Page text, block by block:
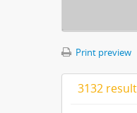
Print preview
3132